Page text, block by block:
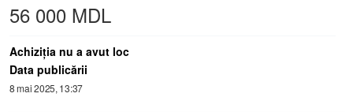
56 000 MDL
Achiziţia nu a avut loc
Data publicării
8 mai 2025, 13:37